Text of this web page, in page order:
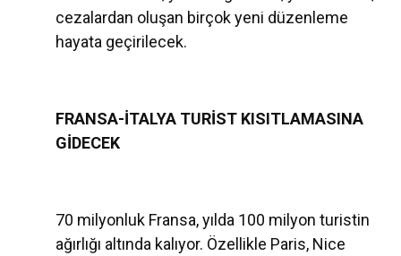
cezalardan oluşan birçok yeni düzenleme
hayata geçirilecek.
FRANSA-İTALYA TURİST KISITLAMASINA
GİDECEK
70 milyonluk Fransa, yılda 100 milyon turistin
ağırlığı altında kalıyor. Özellikle Paris, Nice